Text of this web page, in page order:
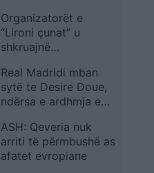
të kthehet, protesta
juaj u devijua e u
shfrytëzua si alibi
Organizatorët e
“Lironi çunat” u
shkruajnë
Forca e policisë ishte
tej normave dhe u
përdor për të trembur
Real Madridi mban
sytë te Desire Doue,
ndërsa e ardhmja e
në pikëpyetje
ASH: Qeveria nuk
arriti të përmbushë as
afatet evropiane